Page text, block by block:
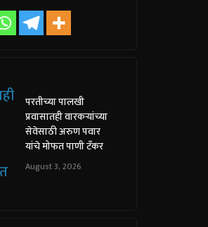
परतीच्या पालखी
प्रवासातही वारकऱ्यांच्या
सेवेसाठी अरुण पवार
यांचे मोफत पाणी टँकर
August 3, 2026